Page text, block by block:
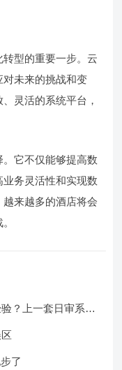
型的重要一步。云
未来的挑战和变
灵活的系统平台，
它不仅能够提高数
务灵活性和实现数
来越多的酒店将会
？上一套日审系
了